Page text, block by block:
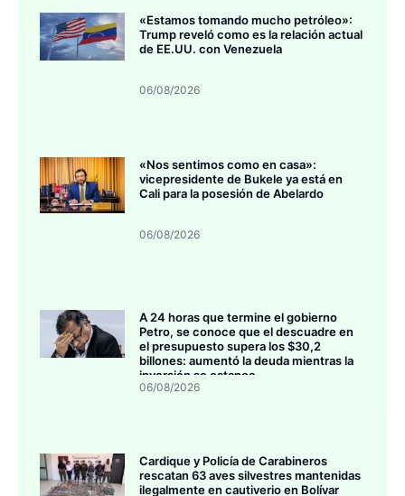
«Estamos tomando mucho petróleo»:
Trump reveló como es la relación actual
de EE.UU. con Venezuela
06/08/2026
«Nos sentimos como en casa»:
vicepresidente de Bukele ya está en
Cali para la posesión de Abelardo
06/08/2026
A 24 horas que termine el gobierno
Petro, se conoce que el descuadre en
el presupuesto supera los $30,2
billones: aumentó la deuda mientras la
inversión se estanca
06/08/2026
Cardique y Policía de Carabineros
rescatan 63 aves silvestres mantenidas
ilegalmente en cautiverio en Bolívar